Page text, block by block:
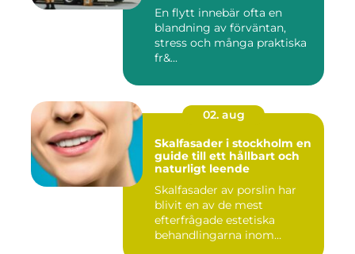
En flytt innebär ofta en
blandning av förväntan,
stress och många praktiska
fr&...
02. aug
Skalfasader i stockholm en
guide till ett hållbart och
naturligt leende
Skalfasader av porslin har
blivit en av de mest
efterfrågade estetiska
behandlingarna inom